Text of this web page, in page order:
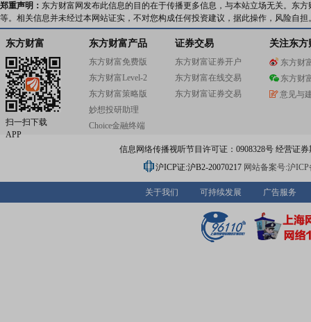
郑重声明： 东方财富网发布此信息的目的在于传播更多信息，与本站立场无关。东
等。相关信息并未经过本网站证实，不对您构成任何投资建议，据此操作，风险自担